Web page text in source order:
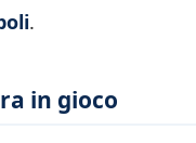
.
in gioco